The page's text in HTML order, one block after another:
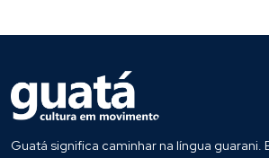
Guatá significa caminhar na língua guarani.